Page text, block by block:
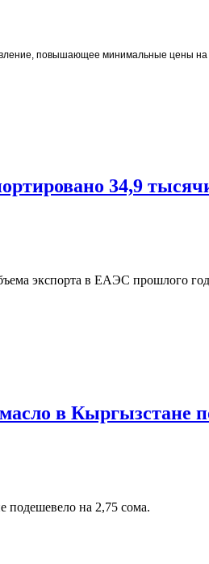
повышающее минимальные цены на
34,9
экспорта в ЕАЭС прошлого
в Кыргызстане
подешевело на 2,75 сома.